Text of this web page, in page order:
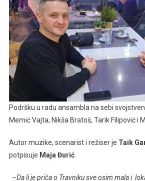
Podršku u radu ansambla na sebi
Memić Vajta, Nikša Bratoš, Tarik Filipović i
Autor muzike, scenarist i režiser je Taik
potpisuje Maja Đurić.
–Da li je priča o Travniku sve osim mala i